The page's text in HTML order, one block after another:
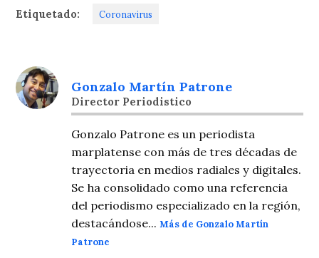
Etiquetado: Coronavirus
Gonzalo Martín Patrone
Director Periodistico
Gonzalo Patrone es un periodista
marplatense con más de tres décadas de
trayectoria en medios radiales y digitales.
Se ha consolidado como una referencia
del periodismo especializado en la región,
destacándose...Más de Gonzalo Martín
Patrone